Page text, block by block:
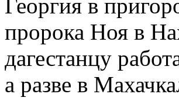
Георгия в
пророка Ноя в
дагестанцу
а разве в